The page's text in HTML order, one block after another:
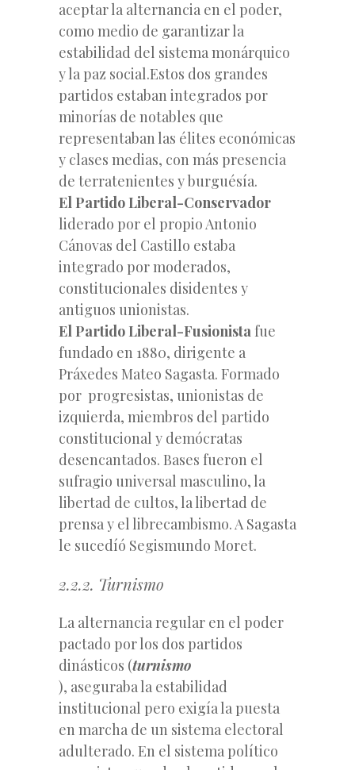
aceptar la alternancia en el poder,
como medio de garantizar la
estabilidad del sistema monárquico
y la paz social.Estos dos grandes
partidos estaban integrados por
minorías de notables que
representaban las élites económicas
y clases medias, con más presencia
de terratenientes y burguésía.
El Partido Liberal-Conservador
liderado por el propio Antonio
Cánovas del Castillo estaba
integrado por moderados,
constitucionales disidentes y
antiguos unionistas.
El Partido Liberal-Fusionistafue
fundado en 1880, dirigente a
Práxedes Mateo Sagasta. Formado
por progresistas, unionistas de
izquierda, miembros del partido
constitucional y demócratas
desencantados. Bases fueron el
sufragio universal masculino, la
libertad de cultos, la libertad de
prensa y el librecambismo. A Sagasta
le sucedíó Segismundo Moret.
2.2.2. Turnismo
La alternancia regular en el poder
pactado por los dos partidos
dinásticos (turnismo
), aseguraba la estabilidad
institucional pero exigía la puesta
en marcha de un sistema electoral
adulterado. En el sistema político